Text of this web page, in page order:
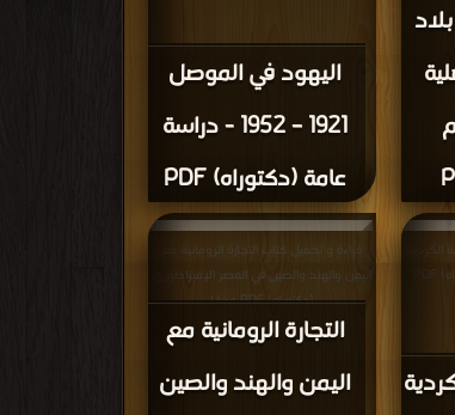
اليهود في الموصل
1921 – 1952 - دراسة
عامة (دكتوراه) PDF
التجارة الرومانية مع
اليمن والهند والصين
قراءة و تحميل كتاب التجارة الرومانية مع
اليمن والهند والصين في العصر الإمبراطوري
(دكتوراه) PDF مجانا